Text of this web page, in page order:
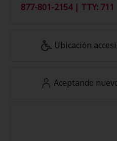
877-801-2154 | TTY: 711
Ubicación
Aceptando